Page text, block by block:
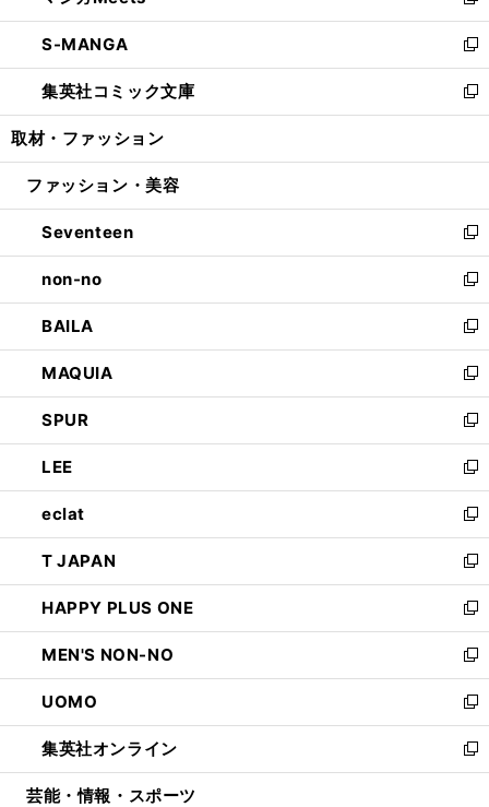
開
く
ウ
で
開
く
ン
ド
ウ
で
開
ウ
ィ
ン
ド
ウ
開
し
い
ウ
ィ
ン
ウ
開
く
S-MANGA
新
し
い
ウ
ン
ウ
で
開
く
集英社コミック文庫
新
し
ウ
ン
ド
ウ
で
開
く
取材・ファッション
ファッション・美容
Seventeen
新
し
い
ウ
ィ
ン
ド
ウ
で
開
く
non-no
新
し
い
ウ
ィ
ン
ド
ウ
で
開
く
BAILA
新
し
い
ウ
ィ
ン
ド
ウ
で
開
く
MAQUIA
新
し
い
ウ
ィ
ン
ド
ウ
で
開
く
SPUR
新
し
い
ウ
ィ
ン
ド
ウ
で
開
く
LEE
新
し
い
ウ
ィ
ン
ド
ウ
で
開
く
eclat
新
し
い
ウ
ィ
ン
ド
ウ
で
開
く
T JAPAN
新
し
い
ウ
ィ
ン
ド
ウ
で
開
HAPPY PLUS ONE
新
し
い
ウ
ィ
ン
ド
ウ
MEN'S NON-NO
新
し
い
ウ
ィ
ン
UOMO
新
し
い
ウ
集英社オンライン
新
し
芸能・情報・スポーツ